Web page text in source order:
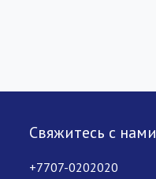
Свяжитесь с нами
+7707-0202020